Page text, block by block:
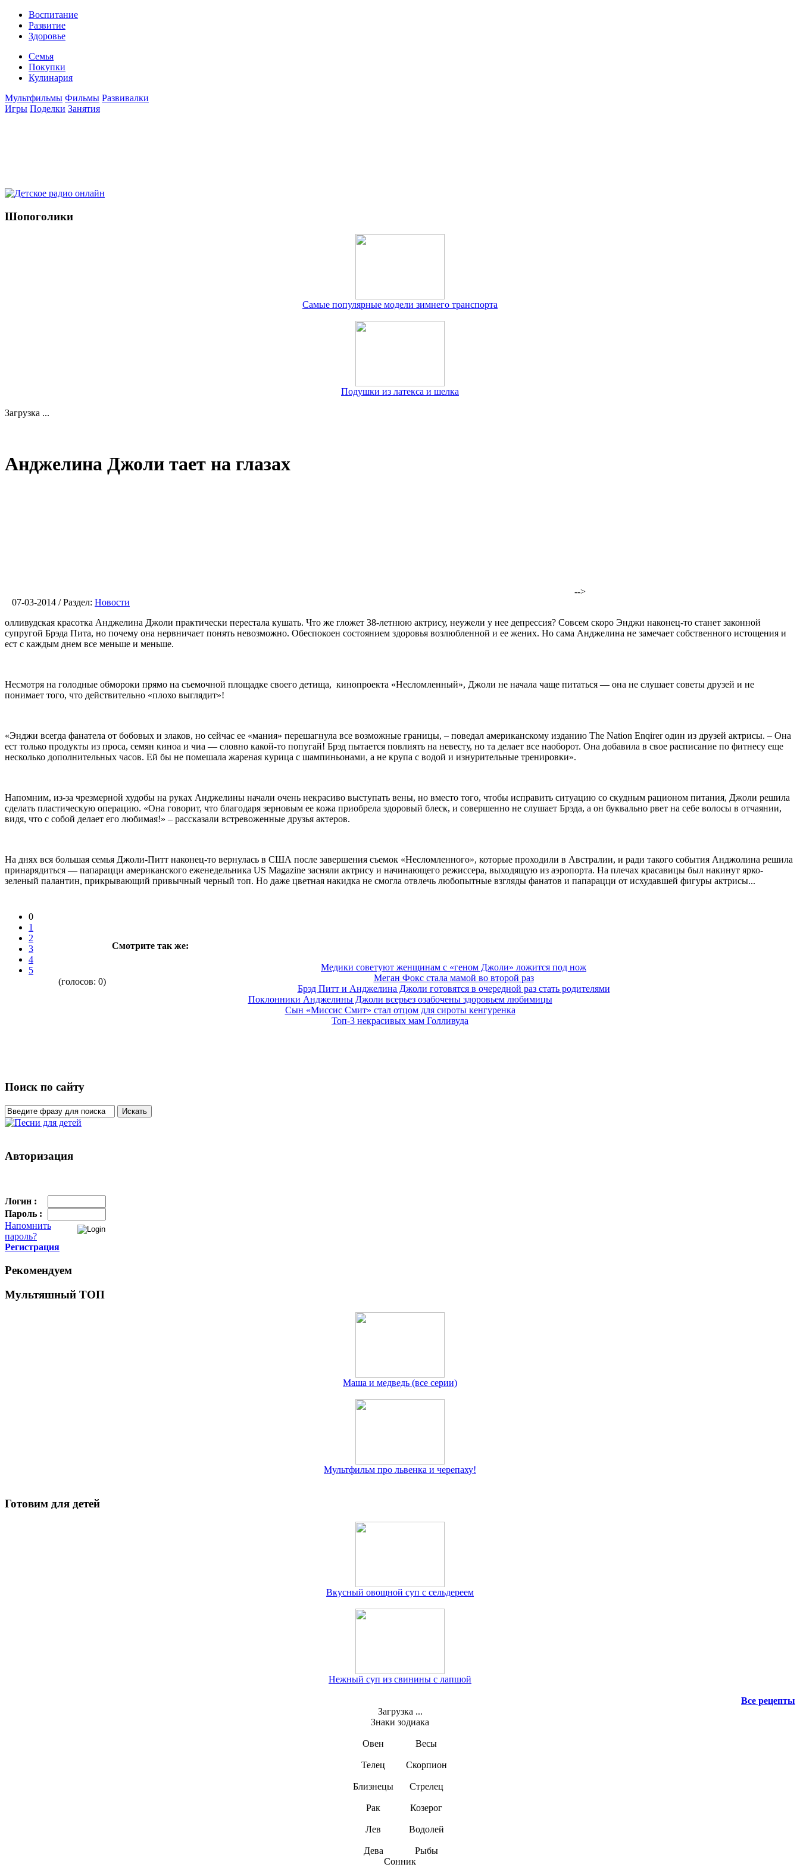
Воспитание
Развитие
Здоровье
Семья
Покупки
Кулинария
Мультфильмы Фильмы Развивалки
Игры Поделки Занятия
Шопоголики
Самые популярные модели зимнего транспорта
Подушки из латекса и шелка
Загрузка ...
Анджелина Джоли тает на глазах
-->
07-03-2014 / Раздел: Новости
олливудская красотка Анджелина Джоли практически перестала кушать. Что же гложет 38-летнюю актрису, неужели у нее депрессия? Совсем скоро Энджи наконец-то станет законной
супругой Брэда Пита, но почему она нервничает понять невозможно. Обеспокоен состоянием здоровья возлюбленной и ее жених. Но сама Анджелина не замечает собственного истощения и
ест с каждым днем все меньше и меньше.
Несмотря на голодные обмороки прямо на съемочной площадке своего детища, кинопроекта «Несломленный», Джоли не начала чаще питаться — она не слушает советы друзей и не
понимает того, что действительно «плохо выглядит»!
«Энджи всегда фанатела от бобовых и злаков, но сейчас ее «мания» перешагнула все возможные границы, – поведал американскому изданию The Nation Enqirer один из друзей актрисы. – Она
ест только продукты из проса, семян киноа и чиа — словно какой-то попугай! Брэд пытается повлиять на невесту, но та делает все наоборот. Она добавила в свое расписание по фитнесу еще
несколько дополнительных часов. Ей бы не помешала жареная курица с шампиньонами, а не крупа с водой и изнурительные тренировки».
Напомним, из-за чрезмерной худобы на руках Анджелины начали очень некрасиво выступать вены, но вместо того, чтобы исправить ситуацию со скудным рационом питания, Джоли решила
сделать пластическую операцию. «Она говорит, что благодаря зерновым ее кожа приобрела здоровый блеск, и совершенно не слушает Брэда, а он буквально рвет на себе волосы в отчаянии,
видя, что с собой делает его любимая!» – рассказали встревоженные друзья актеров.
На днях вся большая семья Джоли-Питт наконец-то вернулась в США после завершения съемок «Несломленного», которые проходили в Австралии, и ради такого события Анджолина решила
принарядиться — папарацци американского еженедельника US Magazine засняли актрису и начинающего режиссера, выходящую из аэропорта. На плечах красавицы был накинут ярко-
зеленый палантин, прикрывающий привычный черный топ. Но даже цветная накидка не смогла отвлечь любопытные взгляды фанатов и папарацци от исхудавшей фигуры актрисы...
0
1
2
3
4
5
(голосов: 0)
Смотрите так же:
Медики советуют женщинам с «геном Джоли» ложится под нож
Меган Фокс стала мамой во второй раз
Брэд Питт и Анджелина Джоли готовятся в очередной раз стать родителями
Поклонники Анджелины Джоли всерьез озабочены здоровьем любимицы
Сын «Миссис Смит» стал отцом для сироты кенгуренка
Топ-3 некрасивых мам Голливуда
Поиск по сайту
Авторизация
Логин :
Пароль :
Напомнить
пароль?
Регистрация
Рекомендуем
Мультяшный ТОП
Маша и медведь (все серии)
Мультфильм про львенка и черепаху!
Готовим для детей
Вкусный овощной суп с сельдереем
Нежный суп из свинины с лапшой
Все рецепты
Загрузка ...
Знаки зодиака
Овен
Телец
Близнецы
Рак
Лев
Дева
Весы
Скорпион
Стрелец
Козерог
Водолей
Рыбы
Сонник